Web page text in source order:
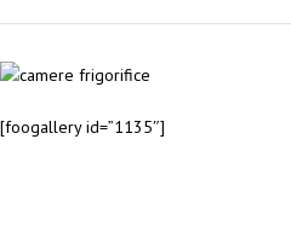
[foogallery id=”1135″]